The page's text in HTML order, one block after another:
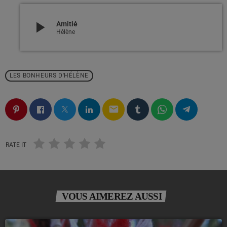
play_arrow Amitié
Hélène
LES BONHEURS D'HÉLÈNE
email
RATE IT
VOUS AIMEREZ AUSSI